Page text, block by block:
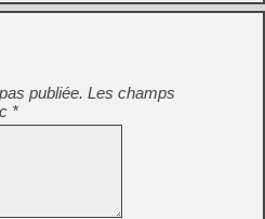
publiée. Les champs
*